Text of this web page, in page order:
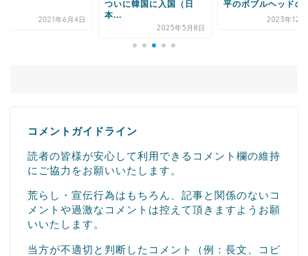
2021年6月4日
ついに韓国に入国（日
本...
2025年5月8日
平のボブルヘッドの
2023年12
コメントガイドライン
読者の皆様が安心して利用できるコメント欄の維持
にご協力をお願いいたします。
荒らし・宣伝行為はもちろん、記事と関係のないコ
メントや過激なコメントは控えて頂きますようお願
いいたします。
当方が不適切と判断したコメント（例：長文、コピ